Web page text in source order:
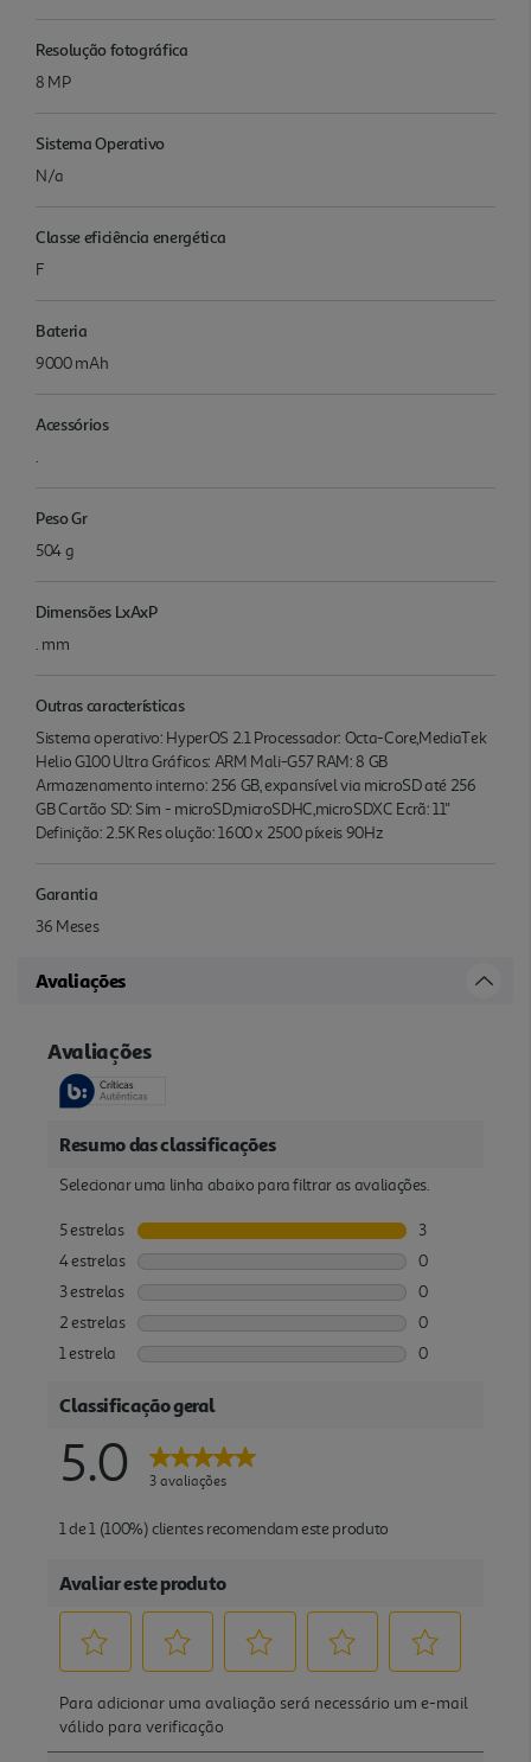
Resolução fotográfica
8 MP
Sistema Operativo
N/a
Classe eficiência energética
F
Bateria
9000 mAh
Acessórios
.
Peso Gr
504 g
Dimensões LxAxP
. mm
Outras características
Sistema operativo: HyperOS 2.1 Processador: Octa-Core,MediaTek
Helio G100 Ultra Gráficos: ARM Mali-G57 RAM: 8 GB
Armazenamento interno: 256 GB, expansível via microSD até 256
GB Cartão SD: Sim - microSD,microSDHC,microSDXC Ecrã: 11''
Definição: 2.5K Res olução: 1600 x 2500 píxeis 90Hz
Garantia
36 Meses
Avaliações